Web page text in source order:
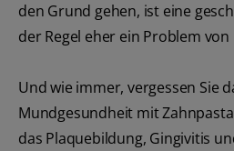
den Grund gehen, ist eine
der Regel eher ein Problem
Und wie immer, vergessen Sie
Mundgesundheit mit
das Plaquebildung, Gingivitis